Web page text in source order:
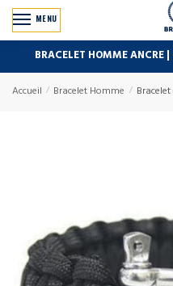
MENU
BRACELET HOMME ANCRE
Accueil / Bracelet Homme /